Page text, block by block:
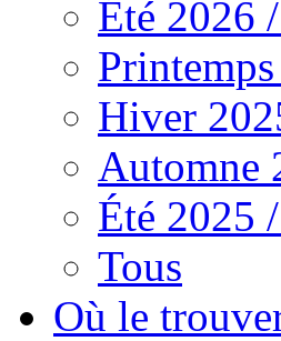
Été 2026
Hiver
Automne
Été 2025
Tous
Où le